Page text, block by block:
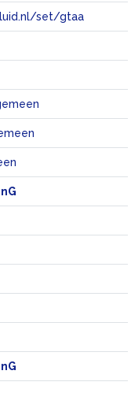
set/gtaa